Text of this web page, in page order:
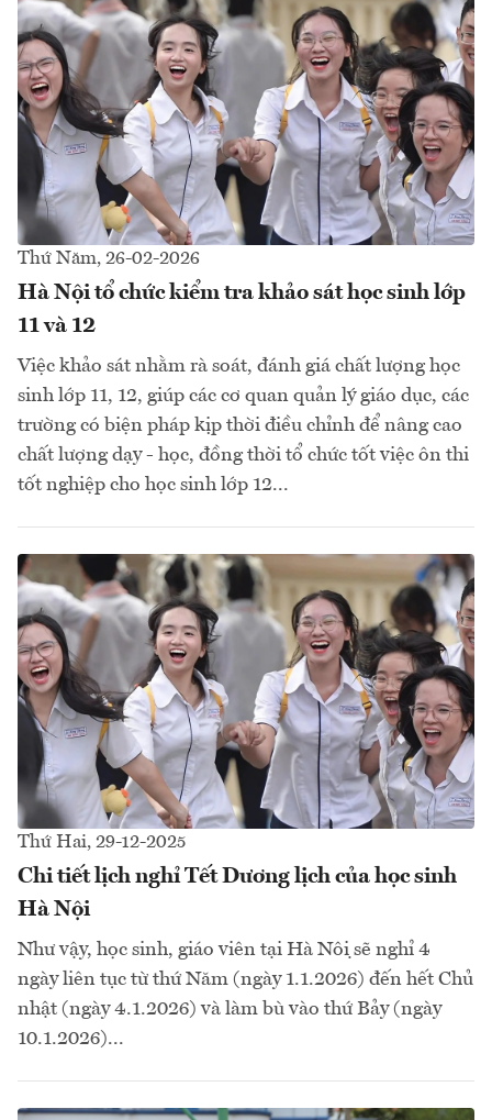
Thứ Năm, 26-02-2026
Hà Nội tổ chức kiểm tra khảo sát học sinh lớp
11 và 12
Việc khảo sát nhằm rà soát, đánh giá chất lượng học
sinh lớp 11, 12, giúp các cơ quan quản lý giáo dục, các
trường có biện pháp kịp thời điều chỉnh để nâng cao
chất lượng dạy - học, đồng thời tổ chức tốt việc ôn thi
tốt nghiệp cho học sinh lớp 12...
Thứ Hai, 29-12-2025
Chi tiết lịch nghỉ Tết Dương lịch của học sinh
Hà Nội
Như vậy, học sinh, giáo viên tại Hà Nội sẽ nghỉ 4
ngày liên tục từ thứ Năm (ngày 1.1.2026) đến hết Chủ
nhật (ngày 4.1.2026) và làm bù vào thứ Bảy (ngày
10.1.2026)...